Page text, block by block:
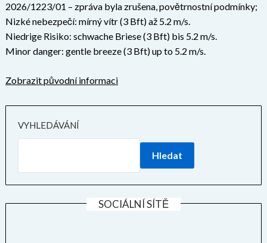
2026/1223/01 – zpráva byla zrušena, povětrnostní podmínky;
Nizké nebezpečí: mírný vítr (3 Bft) až 5.2 m/s.
Niedrige Risiko: schwache Briese (3 Bft) bis 5.2 m/s.
Minor danger: gentle breeze (3 Bft) up to 5.2 m/s.
Zobrazit původní informaci
VYHLEDÁVÁNÍ
Hledat
SOCIÁLNÍ SÍTĚ